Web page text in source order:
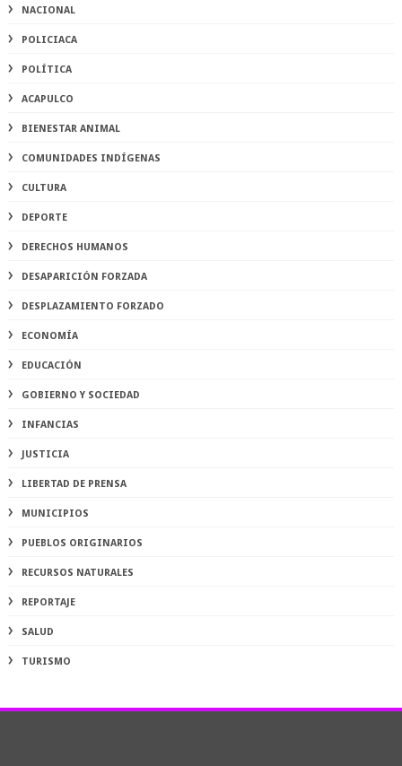
NACIONAL
POLICIACA
POLÍTICA
ACAPULCO
BIENESTAR ANIMAL
COMUNIDADES INDÍGENAS
CULTURA
DEPORTE
DERECHOS HUMANOS
DESAPARICIÓN FORZADA
DESPLAZAMIENTO FORZADO
ECONOMÍA
EDUCACIÓN
GOBIERNO Y SOCIEDAD
INFANCIAS
JUSTICIA
LIBERTAD DE PRENSA
MUNICIPIOS
PUEBLOS ORIGINARIOS
RECURSOS NATURALES
REPORTAJE
SALUD
TURISMO